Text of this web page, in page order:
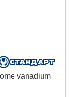
vanadium